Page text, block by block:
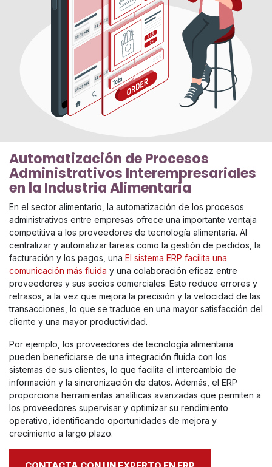
Automatización de Procesos
Administrativos Interempresariales
en la Industria Alimentaria
En el sector alimentario, la automatización de los procesos
administrativos entre empresas ofrece una importante ventaja
competitiva a los proveedores de tecnología alimentaria. Al
centralizar y automatizar tareas como la gestión de pedidos, la
facturación y los pagos, una El sistema ERP facilita una
comunicación más fluida y una colaboración eficaz entre
proveedores y sus socios comerciales. Esto reduce errores y
retrasos, a la vez que mejora la precisión y la velocidad de las
transacciones, lo que se traduce en una mayor satisfacción del
cliente y una mayor productividad.
Por ejemplo, los proveedores de tecnología alimentaria
pueden beneficiarse de una integración fluida con los
sistemas de sus clientes, lo que facilita el intercambio de
información y la sincronización de datos. Además, el ERP
proporciona herramientas analíticas avanzadas que permiten a
los proveedores supervisar y optimizar su rendimiento
operativo, identificando oportunidades de mejora y
crecimiento a largo plazo.